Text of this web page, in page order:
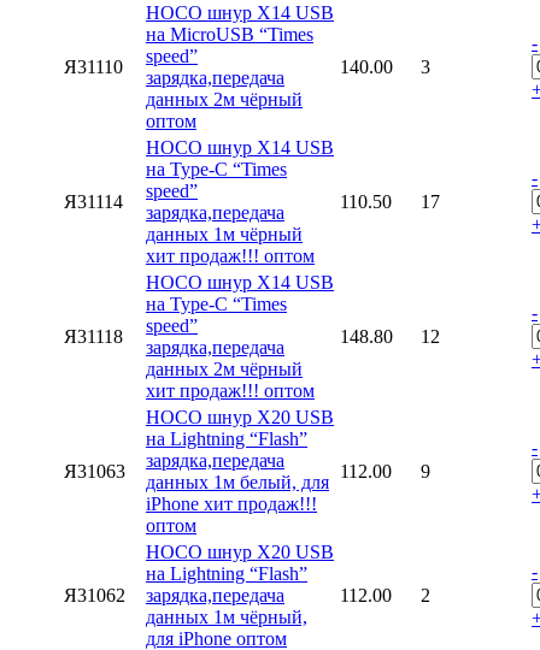
Я31110
HOCO шнур X14 USB
на MicroUSB “Times
speed”
зарядка,передача
данных 2м чёрный
оптом
140.00 3
-
Я31114
HOCO шнур X14 USB
на Type-C “Times
speed”
зарядка,передача
данных 1м чёрный
хит продаж!!! оптом
110.50 17
-
Я31118
HOCO шнур X14 USB
на Type-C “Times
speed”
зарядка,передача
данных 2м чёрный
хит продаж!!! оптом
148.80 12
-
Я31063
HOCO шнур X20 USB
на Lightning “Flash”
зарядка,передача
данных 1м белый, для
iPhone хит продаж!!!
оптом
112.00 9
-
Я31062
HOCO шнур X20 USB
на Lightning “Flash”
зарядка,передача
данных 1м чёрный,
для iPhone оптом
112.00 2
-